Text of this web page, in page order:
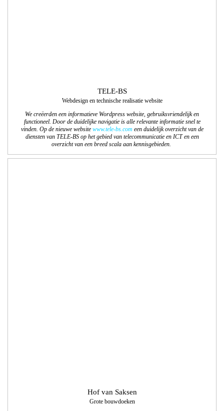
TELE-BS
Webdesign en technische realisatie website
We creëerden een informatieve Wordpress website, gebruiksvriendelijk en
functioneel. Door de duidelijke navigatie is alle relevante informatie snel te
vinden. Op de nieuwe website www.tele-bs.com een duidelijk overzicht van de
diensten van TELE-BS op het gebied van telecommunicatie en ICT en een
overzicht van een breed scala aan kennisgebieden.
Hof van Saksen
Grote bouwdoeken